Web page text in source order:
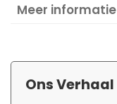
Meer informatie
Ons Verhaal